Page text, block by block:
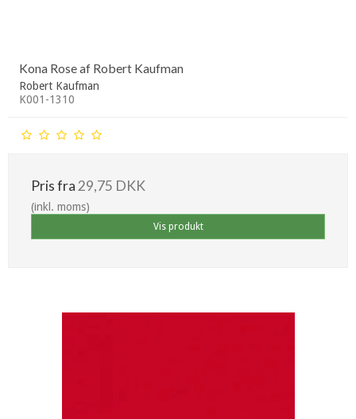
Kona Rose af Robert Kaufman
Robert Kaufman
K001-1310
Pris fra 29,75 DKK
(inkl. moms)
Vis produkt